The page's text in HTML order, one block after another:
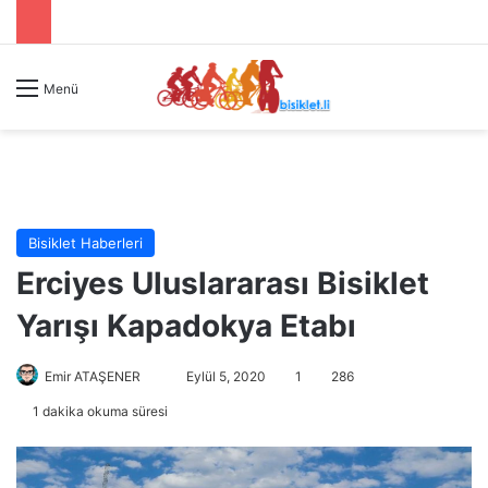
Menü
Bisiklet Haberleri
Erciyes Uluslararası Bisiklet
Yarışı Kapadokya Etabı
Emir ATAŞENER
e
-
Eylül 5, 2020 1 286
1 dakika okuma süresi